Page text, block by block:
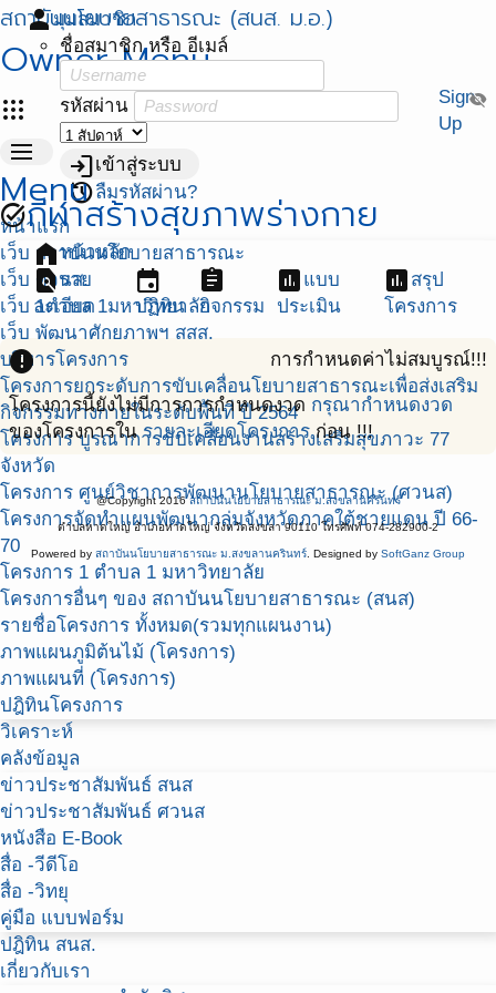
สถาบันนโยบายสาธารณะ (สนส. ม.อ.)
Owner Menu
apps
personมุมสมาชิก
ชื่อสมาชิก หรือ อีเมล์
รหัสผ่าน visibility_off
loginเข้าสู่ระบบ
restoreลืมรหัสผ่าน?
Sign
Up
menu
Menu
หน้าแรก
เว็บ สถาบันนโยบายสาธารณะ
เว็บ ศวนส.
เว็บ 1ตำบล 1มหาวิทยาลัย
เว็บ พัฒนาศักยภาพฯ สสส.
บริหารโครงการ
โครงการยกระดับการขับเคลื่อนโยบายสาธารณะเพื่อส่งเสริม
กิจกรรมทางกายในระดับพื้นที่ ปี 2564
โครงการ บูรณาการขับเคลื่อนงานสร้างเสริมสุขภาวะ 77
จังหวัด
โครงการ ศูนย์วิชาการพัฒนานโยบายสาธารณะ (ศวนส)
โครงการจัดทำแผนพัฒนากลุ่มจังหวัดภาคใต้ชายแดน ปี 66-
70
โครงการ 1 ตำบล 1 มหาวิทยาลัย
โครงการอื่นๆ ของ สถาบันนโยบายสาธารณะ (สนส)
รายชื่อโครงการ ทั้งหมด(รวมทุกแผนงาน)
ภาพแผนภูมิต้นไม้ (โครงการ)
ภาพแผนที่ (โครงการ)
ปฎิทินโครงการ
วิเคราะห์
คลังข้อมูล
ข่าวประชาสัมพันธ์ สนส
ข่าวประชาสัมพันธ์ ศวนส
หนังสือ E-Book
สื่อ -วีดีโอ
สื่อ -วิทยุ
คู่มือ แบบฟอร์ม
ปฎิทิน สนส.
เกี่ยวกับเรา
task_altกีฬาสร้างสุขภาพร่างกาย
homeหน้าหลัก
find_in_pageราย
ละเอียด
event
ปฏิทิน
assignment
กิจกรรม
assessment แบบ
ประเมิน
assessment สรุป
โครงการ
error การกำหนดค่าไม่สมบูรณ์!!!
โครงการนี้ยังไม่มีการการกำหนดงวด กรุณากำหนดงวด
ของโครงการในรายละเอียดโครงการก่อน !!!
@Copyright 2016สถาบันนโยบายสาธารณะ ม.สงขลานครินทร์
ตำบลหาดใหญ่ อำเภอหาดใหญ่ จังหวัดสงขลา 90110 โทรศัพท์ 074-282900-2
Powered by สถาบันนโยบายสาธารณะ ม.สงขลานครินทร์ . Designed by SoftGanz Group